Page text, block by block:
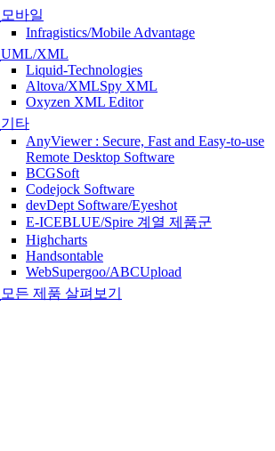
모바일
Infragistics/Mobile Advantage
UML/XML
Liquid-Technologies
Altova/XMLSpy XML
Oxyzen XML Editor
기타
AnyViewer : Secure, Fast and Easy-to-use
Remote Desktop Software
BCGSoft
Codejock Software
devDept Software/Eyeshot
E-ICEBLUE/Spire 계열 제품군
Highcharts
Handsontable
WebSupergoo/ABCUpload
모든 제품 살펴보기